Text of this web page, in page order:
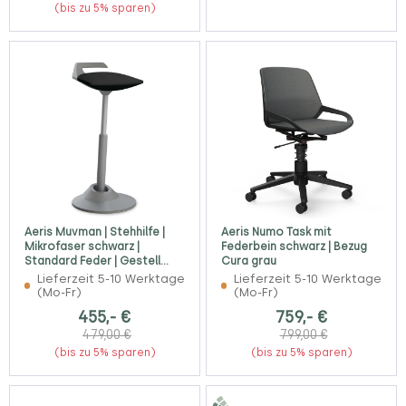
(bis zu 5% sparen)
Aeris Muvman | Stehhilfe |
Mikrofaser schwarz |
Standard Feder | Gestell
grau
Lieferzeit 5-10 Werktage
(Mo-Fr)
455,- €
479,00 €
(bis zu 5% sparen)
Aeris Numo Task mit
Federbein schwarz | Bezug
Cura grau
Lieferzeit 5-10 Werktage
(Mo-Fr)
759,- €
799,00 €
(bis zu 5% sparen)